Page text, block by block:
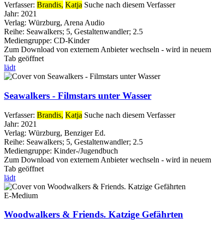
Verfasser: Brandis, Katja Suche nach diesem Verfasser
Jahr: 2021
Verlag: Würzburg, Arena Audio
Reihe: Seawalkers; 5, Gestaltenwandler; 2.5
Mediengruppe: CD-Kinder
Zum Download von externem Anbieter wechseln - wird in neuem
Tab geöffnet
lädt
Seawalkers - Filmstars unter Wasser
Verfasser: Brandis, Katja Suche nach diesem Verfasser
Jahr: 2021
Verlag: Würzburg, Benziger Ed.
Reihe: Seawalkers; 5, Gestaltenwandler; 2.5
Mediengruppe: Kinder-/Jugendbuch
Zum Download von externem Anbieter wechseln - wird in neuem
Tab geöffnet
lädt
E-Medium
Woodwalkers & Friends. Katzige Gefährten